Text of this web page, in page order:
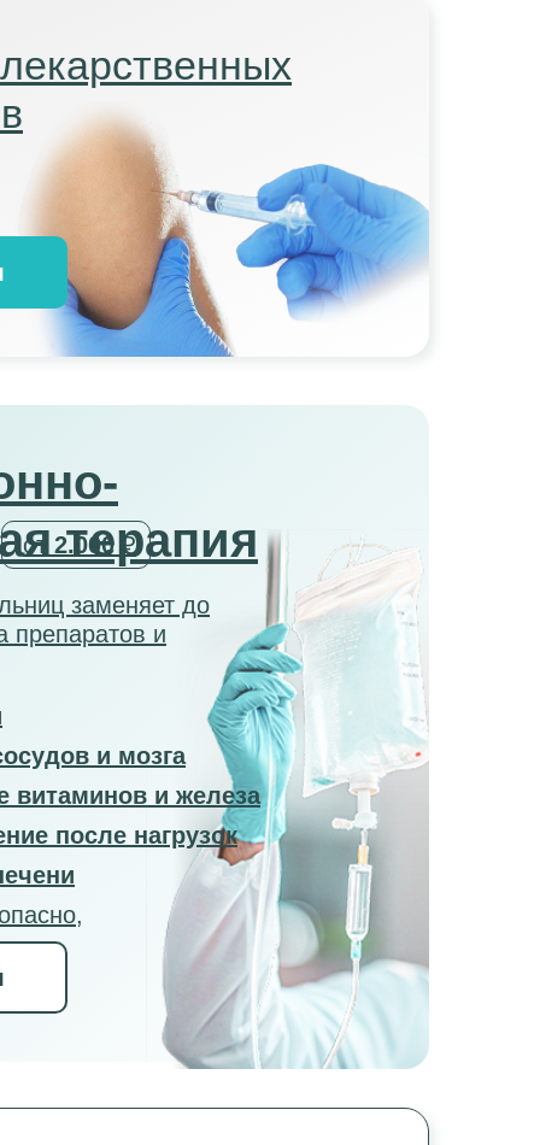
и мозга
витаминов и железа
после нагрузок
заменяет до
препаратов и
терапия
от 2.000 ₽